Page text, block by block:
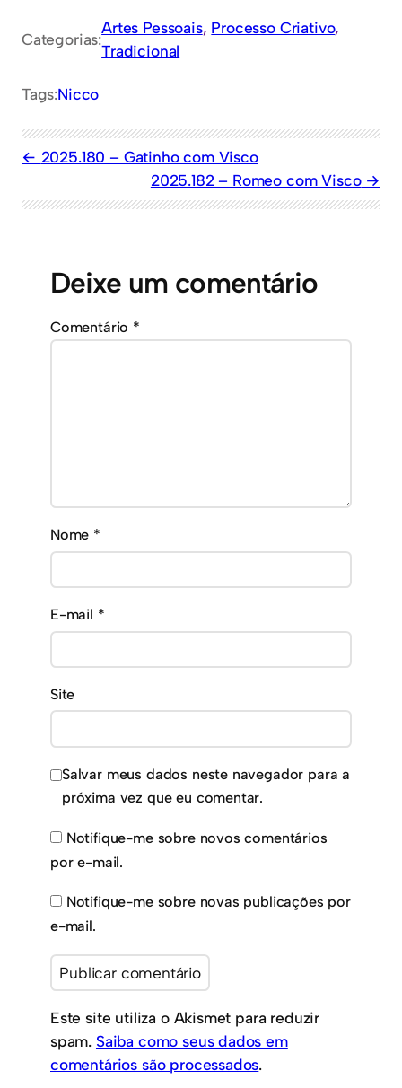
Categorias:
Artes Pessoais, Processo Criativo
Tradicional
Tags:Nicco
2025.180 – Gatinho com Visco
2025.182 – Romeo com Visco
Deixe um comentário
Comentário *
Nome *
E-mail *
Site
Salvar meus dados neste navegador para a
próxima vez que eu comentar.
Notifique-me sobre novos comentários
por e-mail.
Notifique-me sobre novas publicações por
e-mail.
Este site utiliza o Akismet para reduzir
spam. Saiba como seus dados em
comentários são processados.